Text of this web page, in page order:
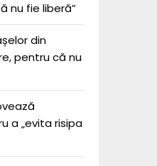
nu fie liberă”
din
pentru că nu
a „evita risipa